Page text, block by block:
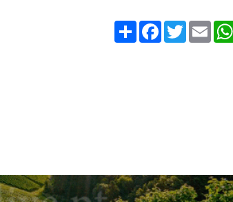
CompartilheFacebookTwitter Email